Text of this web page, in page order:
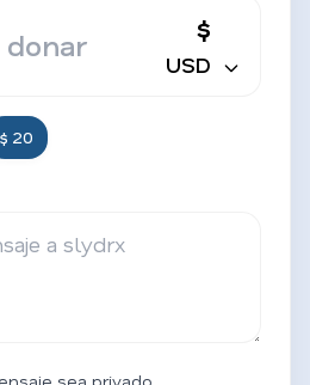
$
USD
$ 20